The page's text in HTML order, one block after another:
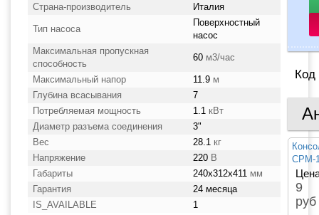
Страна-производитель
Италия
Тип насоса
Поверхностный
насос
Максимальная пропускная
способность
60 м3/час
Максимальный напор 11.9 м
Глубина всасывания
7
Потребляемая мощность
1.1 кВт
Диаметр разъема соединения
3"
Вес
28.1 кг
Напряжение
220 В
Габариты
240x312x411 мм
Гарантия
24 месяца
IS_AVAILABLE
1
CPM-
9
руб